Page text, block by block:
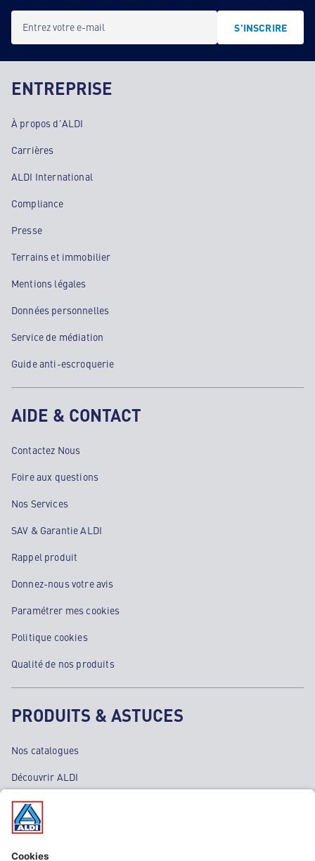
Entrez votre e-mail S'INSCRIRE
ENTREPRISE
À propos d'ALDI
Carrières
ALDI International
Compliance
Presse
Terrains et immobilier
Mentions légales
Données personnelles
Service de médiation
Guide anti-escroquerie
AIDE & CONTACT
Contactez Nous
Foire aux questions
Nos Services
SAV & Garantie ALDI
Rappel produit
Donnez-nous votre avis
Paramétrer mes cookies
Politique cookies
Qualité de nos produits
PRODUITS & ASTUCES
Nos catalogues
Découvrir ALDI
Nos bons plans
Nos rayons
Nos marques